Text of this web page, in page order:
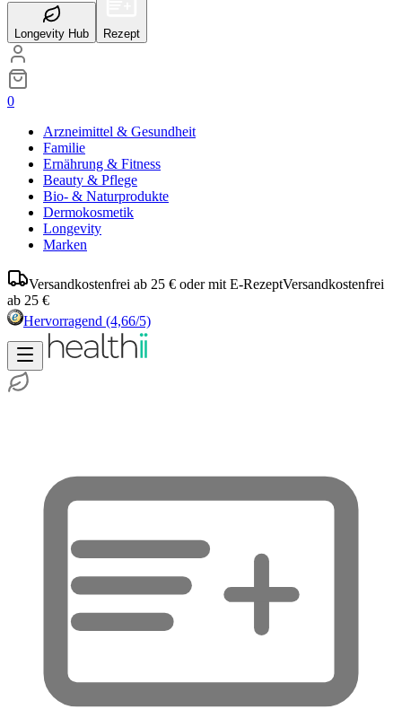
Longevity Hub Rezept
0
Arzneimittel & Gesundheit
Familie
Ernährung & Fitness
Beauty & Pflege
Bio- & Naturprodukte
Dermokosmetik
Longevity
Marken
Versandkostenfrei ab 25 € oder mit E-RezeptVersandkostenfrei
ab 25 €
Hervorragend (4,66/5)